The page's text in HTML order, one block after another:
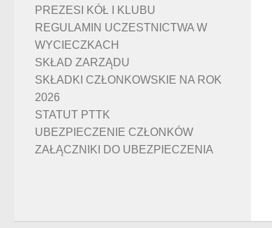
PREZESI KÓŁ I KLUBU
REGULAMIN UCZESTNICTWA W
WYCIECZKACH
SKŁAD ZARZĄDU
SKŁADKI CZŁONKOWSKIE NA ROK
2026
STATUT PTTK
UBEZPIECZENIE CZŁONKÓW
ZAŁĄCZNIKI DO UBEZPIECZENIA